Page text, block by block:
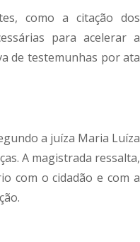
como a citação dos
para acelerar a
de testemunhas por ata
a juíza Maria Luíza
A magistrada ressalta,
com o cidadão e com a